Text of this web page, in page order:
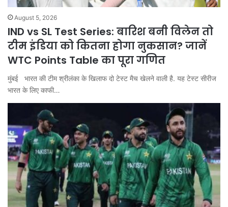
August 5, 2026
IND vs SL Test Series: बारिश बनी विलेन तो
टीम इंडिया को कितना होगा नुकसान? जानें
WTC Points Table का पूरा गणित
मुंबई भारत की टीम श्रीलंका के खिलाफ दो टेस्ट मैच खेलने वाली है. यह टेस्ट सीरीज
भारत के लिए काफी…